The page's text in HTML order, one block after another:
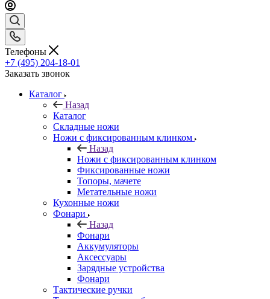
Телефоны
+7 (495) 204-18-01
Заказать звонок
Каталог
Назад
Каталог
Складные ножи
Ножи с фиксированным клинком
Назад
Ножи с фиксированным клинком
Фиксированные ножи
Топоры, мачете
Метательные ножи
Кухонные ножи
Фонари
Назад
Фонари
Аккумуляторы
Аксессуары
Зарядные устройства
Фонари
Тактические ручки